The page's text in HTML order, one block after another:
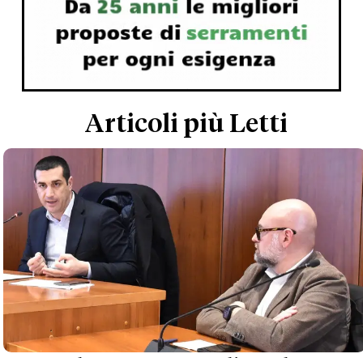
Articoli più Letti